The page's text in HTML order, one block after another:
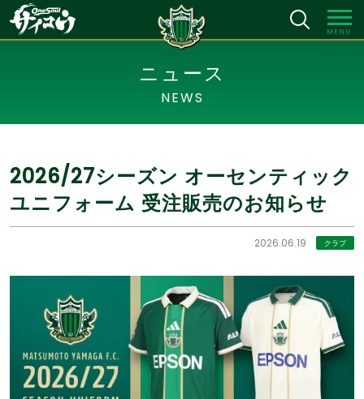
MENU
ニュース
NEWS
2026/27シーズン オーセンティック
ユニフォーム 受注販売のお知らせ
2026.06.19 クラブ